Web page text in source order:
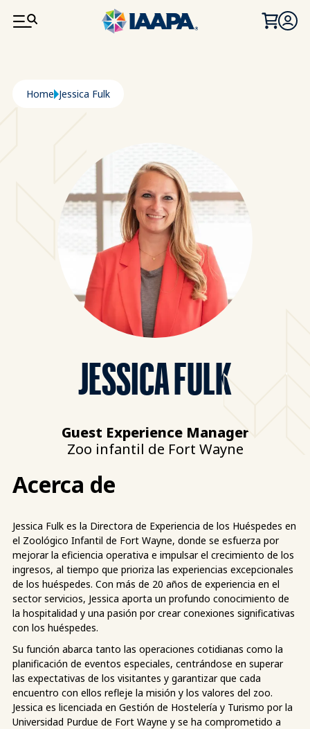
PASAR AL CONTENIDO PRINCIPAL
Ruta de navegación
Home Jessica Fulk
JESSICA FULK
Guest Experience Manager
Zoo infantil de Fort Wayne
Acerca de
Jessica Fulk es la Directora de Experiencia de los Huéspedes en
el Zoológico Infantil de Fort Wayne, donde se esfuerza por
mejorar la eficiencia operativa e impulsar el crecimiento de los
ingresos, al tiempo que prioriza las experiencias excepcionales
de los huéspedes. Con más de 20 años de experiencia en el
sector servicios, Jessica aporta un profundo conocimiento de
la hospitalidad y una pasión por crear conexiones significativas
con los huéspedes.
Su función abarca tanto las operaciones cotidianas como la
planificación de eventos especiales, centrándose en superar
las expectativas de los visitantes y garantizar que cada
encuentro con ellos refleje la misión y los valores del zoo.
Jessica es licenciada en Gestión de Hostelería y Turismo por la
Universidad Purdue de Fort Wayne y se ha comprometido a